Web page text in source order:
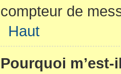
compteur de
Haut
Pourquoi